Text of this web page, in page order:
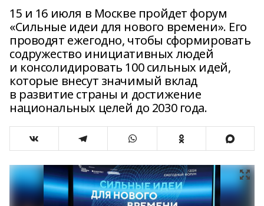
15 и 16 июля в Москве пройдет форум
«Сильные идеи для нового времени». Его
проводят ежегодно, чтобы сформировать
содружество инициативных людей
и консолидировать 100 сильных идей,
которые внесут значимый вклад
в развитие страны и достижение
национальных целей до 2030 года.